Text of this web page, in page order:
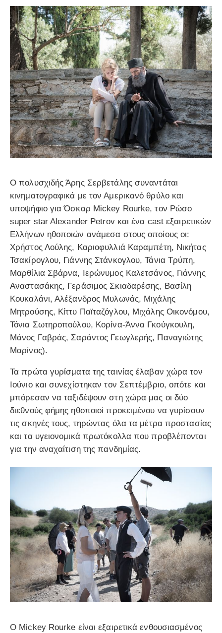
Ο πολυσχιδής Άρης Σερβετάλης συναντάται
κινηματογραφικά με τον Αμερικανό θρύλο και
υποψήφιο για Όσκαρ Mickey Rourke, τον Ρώσο
super star Alexander Petrov και ένα cast εξαιρετικών
Ελλήνων ηθοποιών ανάμεσα στους οποίους οι:
Χρήστος Λούλης, Καριοφυλλιά Καραμπέτη, Νικήτας
Τσακίρογλου, Γιάννης Στάνκογλου, Τάνια Τρύπη,
Μαρθίλια Σβάρνα, Ιερώνυμος Καλετσάνος, Γιάννης
Αναστασάκης, Γεράσιμος Σκιαδαρέσης, Βασίλη
Κουκαλάνι, Αλέξανδρος Μυλωνάς, Μιχάλης
Μητρούσης, Κίττυ Παϊταζόγλου, Μιχάλης Οικονόμου,
Τόνια Σωτηροπούλου, Κορίνα-Άννα Γκούγκουλη,
Μάνος Γαβράς, Σαράντος Γεωγλερής, Παναγιώτης
Μαρίνος).
Τα πρώτα γυρίσματα της ταινίας έλαβαν χώρα τον
Ιούνιο και συνεχίστηκαν τον Σεπτέμβριο, οπότε και
μπόρεσαν να ταξιδέψουν στη χώρα μας οι δύο
διεθνούς φήμης ηθοποιοί προκειμένου να γυρίσουν
τις σκηνές τους, τηρώντας όλα τα μέτρα προστασίας
και τα υγειονομικά πρωτόκολλα που προβλέπονται
για την αναχαίτιση της πανδημίας.
Ο Mickey Rourke είναι εξαιρετικά ενθουσιασμένος